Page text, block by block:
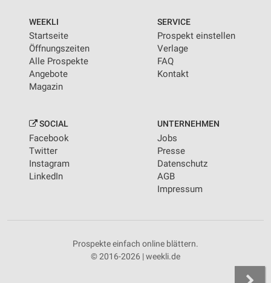
WEEKLI
Startseite
Öffnungszeiten
Alle Prospekte
Angebote
Magazin
SERVICE
Prospekt einstellen
Verlage
FAQ
Kontakt
SOCIAL
Facebook
Twitter
Instagram
LinkedIn
UNTERNEHMEN
Jobs
Presse
Datenschutz
AGB
Impressum
Prospekte einfach online blättern.
© 2016-2026 | weekli.de